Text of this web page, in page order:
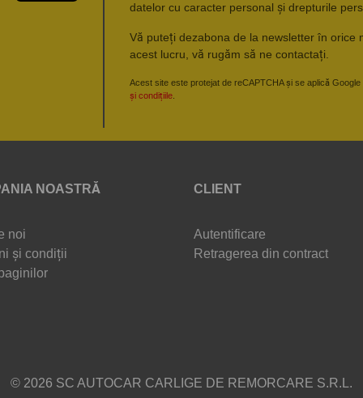
datelor cu caracter personal și drepturile
Vă puteți dezabona de la newsletter în orice
acest lucru, vă rugăm să ne contactați.
Acest site este protejat de reCAPTCHA și se aplică Google
și condițiile
NOASTRĂ
noi
și condiții
CLIENT
Autentificare
Retragerea din contract
© 2026 SC AUTOCAR CARLIGE DE REMORCARE S.R.L.